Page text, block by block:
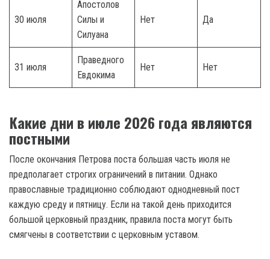
30 июля
Апостолов
Силы и
Силуана
Нет Да
31 июля
Праведного
Евдокима
Нет Нет
Какие дни в июле 2026 года являются
постными
После окончания Петрова поста большая часть июля не
предполагает строгих ограничений в питании. Однако
православные традиционно соблюдают однодневный пост
каждую среду и пятницу. Если на такой день приходится
большой церковный праздник, правила поста могут быть
смягчены в соответствии с церковным уставом.